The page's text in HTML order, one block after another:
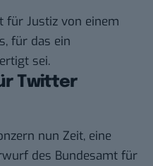
für Justiz von einem
für das ein
sei.
Twitter
nun Zeit, eine
des Bundesamt für